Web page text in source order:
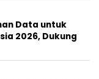
Data untuk
2026, Dukung